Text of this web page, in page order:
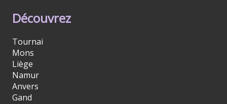
Découvrez
Tournai
Mons
Liège
Namur
Anvers
Gand